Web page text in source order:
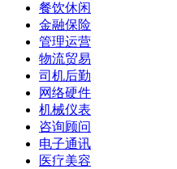
餐饮休闲
金融保险
管理运营
物流贸易
司机后勤
网络硬件
机械仪表
咨询顾问
电子通讯
医疗美容